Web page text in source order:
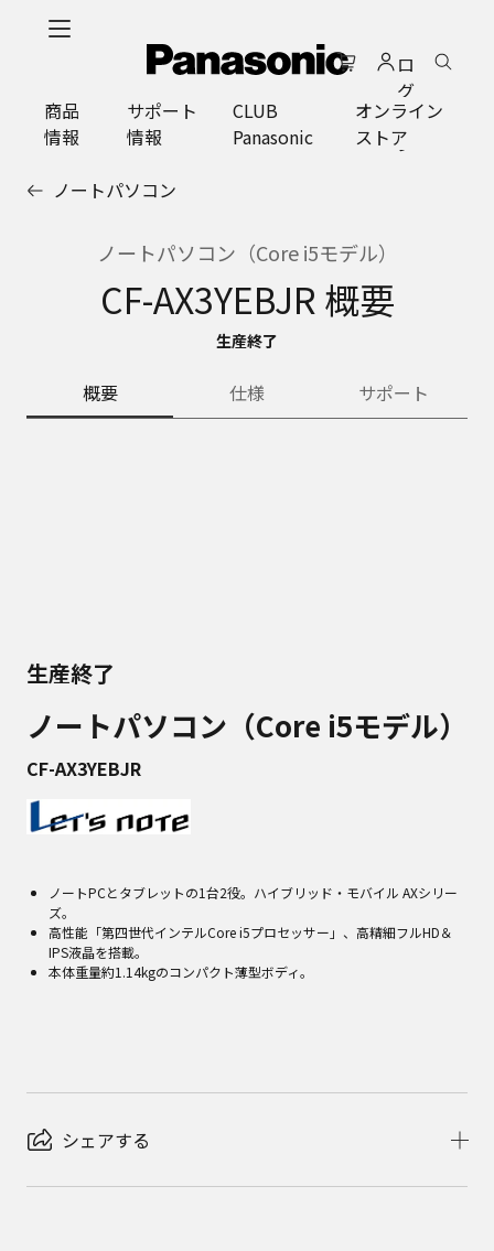
ロ
グ
イ
ン
商品
情報
サポート
情報
CLUB
Panasonic
オンライン
ストア
ノートパソコン
ノートパソコン（Core i5モデル）
CF-AX3YEBJR 概要
生産終了
概要 仕様 サポート
生産終了
ノートパソコン（Core i5モデル）
CF-AX3YEBJR
ノートPCとタブレットの1台2役。ハイブリッド・モバイル AXシリー
ズ。
高性能「第四世代インテルCore i5プロセッサー」、高精細フルHD＆
IPS液晶を搭載。
本体重量約1.14kgのコンパクト薄型ボディ。
シェアする